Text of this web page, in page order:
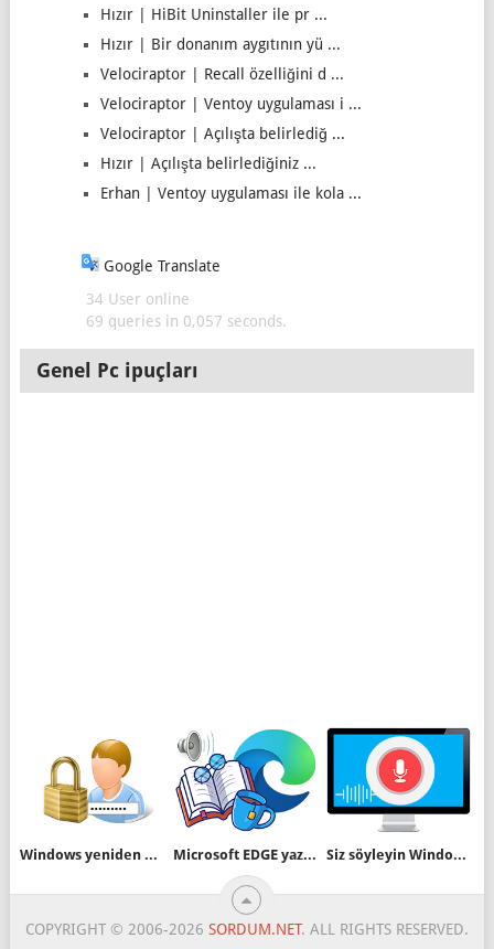
Hızır | HiBit Uninstaller ile pr ...
Hızır | Bir donanım aygıtının yü ...
Velociraptor | Recall özelliğini d ...
Velociraptor | Ventoy uygulaması i ...
Velociraptor | Açılışta belirlediğ ...
Hızır | Açılışta belirlediğiniz ...
Erhan | Ventoy uygulaması ile kola ...
Google Translate
34 User online
69 queries in 0,057 seconds.
Genel Pc ipuçları
Windows yeniden başladığında şifre istemesin Microsoft EDGE yazıları sesli okusun Siz söyleyin Windows yazssın veya yapsın
COPYRIGHT © 2006-2026 SORDUM.NET. ALL RIGHTS RESERVED.